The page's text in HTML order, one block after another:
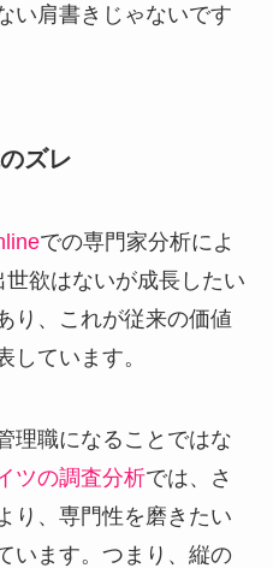
い肩書きじゃないです
ズレ
での専門家分析によ
欲はないが成長したい
り、これが従来の価値
しています。
理職になることではな
ツの調査分析では、さ
り、専門性を磨きたい
います。つまり、縦の